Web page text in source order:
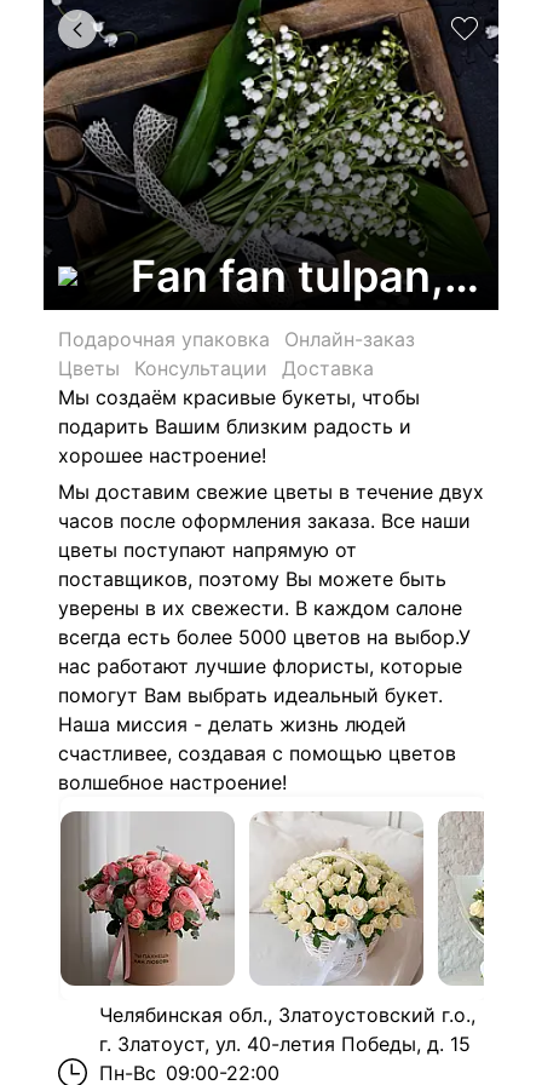
Fan fan tulpan,
Подарочная упаковка
Онлайн-заказ
Цветы
Консультации
Доставка
Мы создаём красивые букеты, чтобы
подарить Вашим близким радость и
хорошее настроение!
Мы доставим свежие цветы в течение двух
часов после оформления заказа. Все наши
цветы поступают напрямую от
поставщиков, поэтому Вы можете быть
уверены в их свежести. В каждом салоне
всегда есть более 5000 цветов на выбор.У
нас работают лучшие флористы, которые
помогут Вам выбрать идеальный букет.
Наша миссия - делать жизнь людей
счастливее, создавая с помощью цветов
волшебное настроение!
Челябинская обл., Златоустовский г.о.,
г. Златоуст, ул. 40-летия Победы, д. 15
Пн-Вс 09:00-22:00